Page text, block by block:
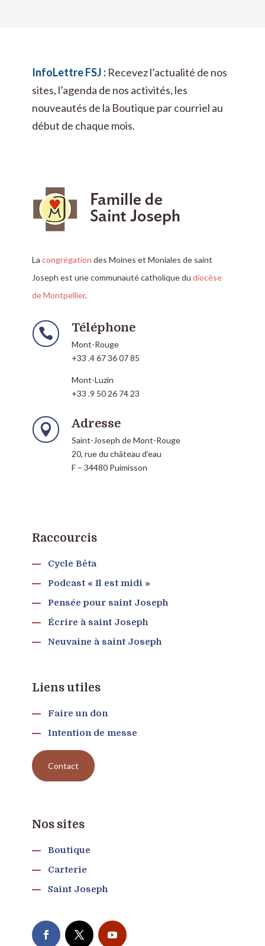
InfoLettre FSJ : Recevez l’actualité de nos
sites, l’agenda de nos activités, les
nouveautés de la Boutique par courriel au
début de chaque mois.
Lacongrégation des Moines et Moniales de saint
Joseph est une communauté catholique dudiocèse
de Montpellier.
 Téléphone
Mont-Rouge
+33 .4 67 36 07 85
Mont-Luzin
+33 .9 50 26 74 23
 Adresse
Saint-Joseph de Mont-Rouge
20, rue du château d’eau
F – 34480 Puimisson
Raccourcis
Cycle Bêta
Podcast « Il est midi »
Pensée pour saint Joseph
Écrire à saint Joseph
Neuvaine à saint Joseph
Liens utiles
Faire un don
Intention de messe
Contact
Nos sites
Boutique
Carterie
Saint Joseph